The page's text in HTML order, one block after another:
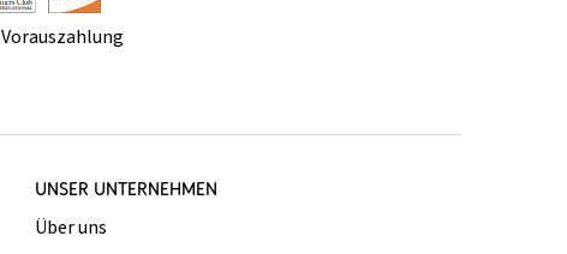
Vorauszahlung
UNSER UNTERNEHMEN
Über uns